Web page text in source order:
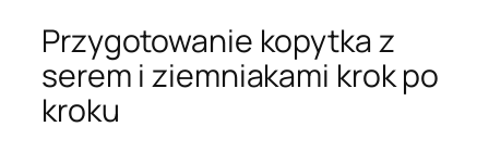
Przygotowanie kopytka z
serem i ziemniakami krok po
kroku